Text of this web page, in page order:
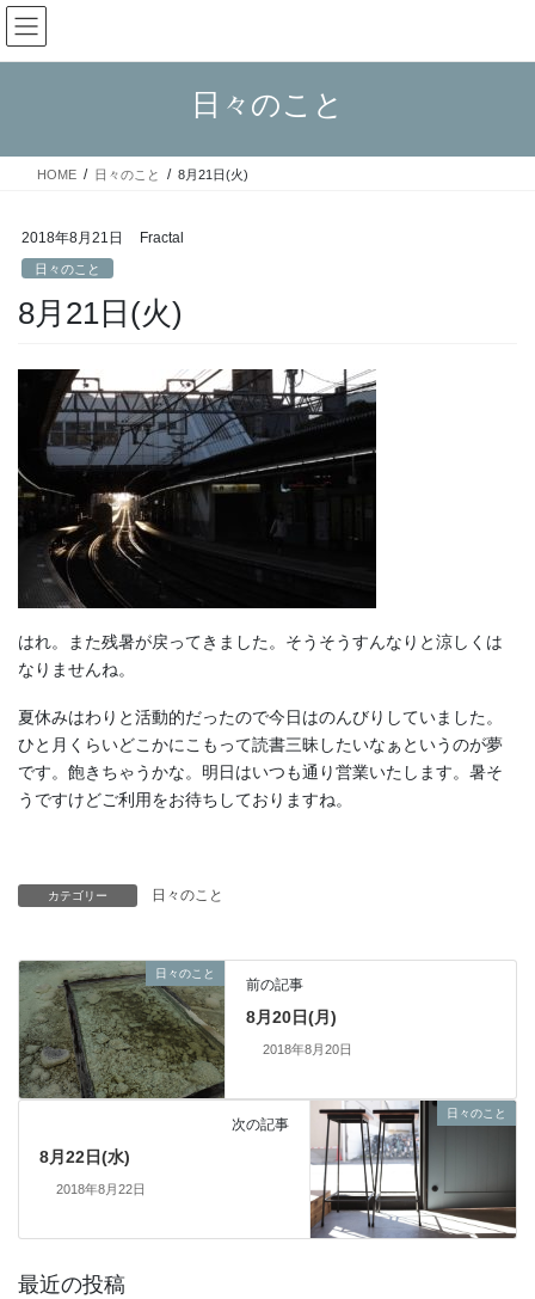
コ
ン
テ
ス
ナ
ビ
ゲ
ン
日々のこと
HOME 日々のこと 8月21日(火)
2018年8月21日 Fractal
日々のこと
8月21日(火)
はれ。また残暑が戻ってきました。そうそうすんなりと涼しくは
なりませんね。
夏休みはわりと活動的だったので今日はのんびりしていました。
ひと月くらいどこかにこもって読書三昧したいなぁというのが夢
です。飽きちゃうかな。明日はいつも通り営業いたします。暑そ
うですけどご利用をお待ちしておりますね。
カテゴリー 日々のこと
日々のこと
前の記事
8月20日(月)
2018年8月20日
日々のこと
次の記事
8月22日(水)
2018年8月22日
最近の投稿